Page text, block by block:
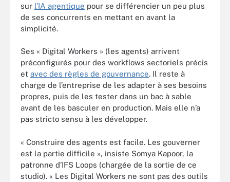
sur l’IA agentique pour se différencier un peu plus
de ses concurrents en mettant en avant la
simplicité.
Ses « Digital Workers » (les agents) arrivent
préconfigurés pour des workflows sectoriels précis
et avec des règles de gouvernance. Il reste à
charge de l’entreprise de les adapter à ses besoins
propres, puis de les tester dans un bac à sable
avant de les basculer en production. Mais elle n’a
pas stricto sensu à les développer.
« Construire des agents est facile. Les gouverner
est la partie difficile », insiste Somya Kapoor, la
patronne d’IFS Loops (chargée de la sortie de ce
studio). « Les Digital Workers ne sont pas des outils